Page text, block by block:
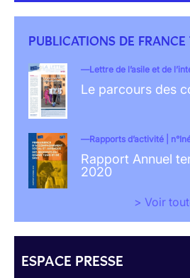
PUBLICATIONS DE FRANCE
Lettre de l’asile et de
Le parcours des
Rapports d’activité |
Rapport Annuel
2020
> Voir
ESPACE PRESSE